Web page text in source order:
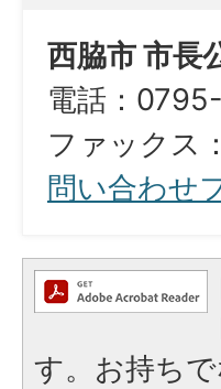
西脇市 市長
電話：
ファックス
問い合わせ
す。お持ち